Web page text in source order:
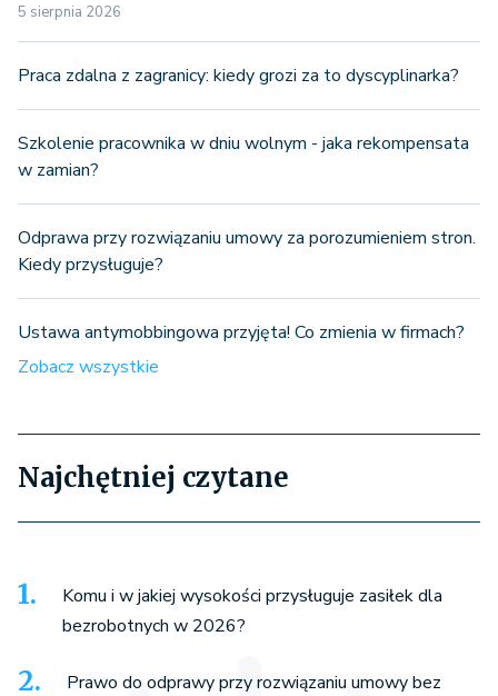
5 sierpnia 2026
Praca zdalna z zagranicy: kiedy grozi za to dyscyplinarka?
Szkolenie pracownika w dniu wolnym - jaka rekompensata
w zamian?
Odprawa przy rozwiązaniu umowy za porozumieniem stron.
Kiedy przysługuje?
Ustawa antymobbingowa przyjęta! Co zmienia w firmach?
Zobacz wszystkie
Najchętniej czytane
Komu i w jakiej wysokości przysługuje zasiłek dla
bezrobotnych w 2026?
Prawo do odprawy przy rozwiązaniu umowy bez